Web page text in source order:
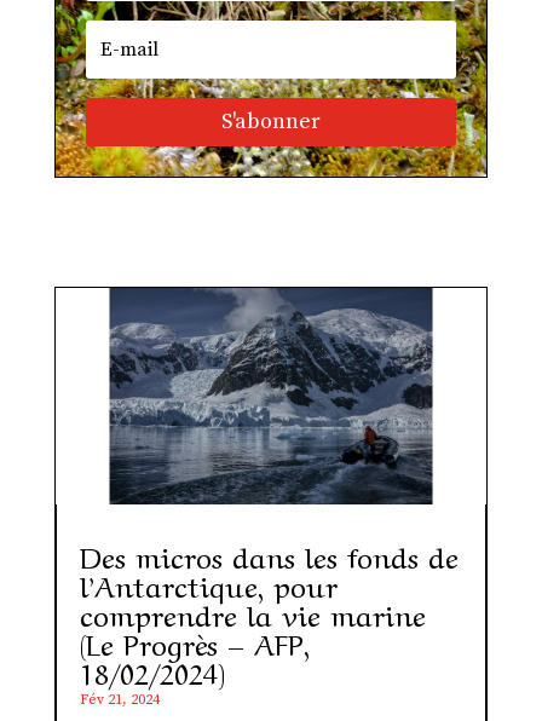
S'abonner
Des micros dans les fonds de
l’Antarctique, pour
comprendre la vie marine
(Le Progrès – AFP,
18/02/2024)
Fév 21, 2024